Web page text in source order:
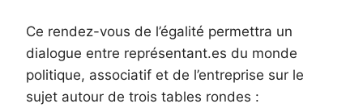
Ce rendez-vous de l’égalité permettra un
dialogue entre représentant.es du monde
politique, associatif et de l’entreprise sur le
sujet autour de trois tables rondes :